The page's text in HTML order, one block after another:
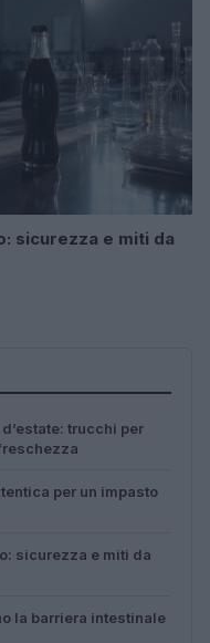
sicurezza e miti da
trucchi per
per un impasto
sicurezza e miti da
la barriera intestinale